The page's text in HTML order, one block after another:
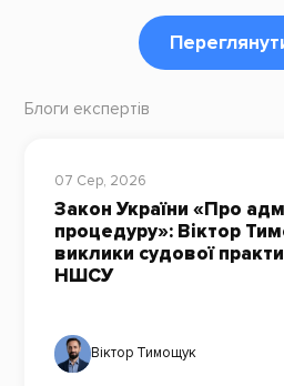
Блоги експертів
07 Сер, 2026
Закон України «Про
процедуру»: Віктор
виклики судової
НШСУ
Віктор Тимощук